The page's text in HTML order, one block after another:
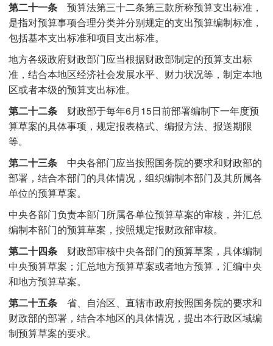
第二十一条预算法第三十二条第三款所称预算支出标准，
是指对预算事项合理分类并分别规定的支出预算编制标准，
包括基本支出标准和项目支出标准。
地方各级政府财政部门应当根据财政部制定的预算支出标
准，结合本地区经济社会发展水平、财力状况等，制定本地
区或者本级的预算支出标准。
第二十二条 财政部于每年6月15日前部署编制下一年度预
算草案的具体事项，规定报表格式、编报方法、报送期限
等。
第二十三条 中央各部门应当按照国务院的要求和财政部的
部署，结合本部门的具体情况，组织编制本部门及其所属各
单位的预算草案。
中央各部门负责本部门所属各单位预算草案的审核，并汇总
编制本部门的预算草案，按照规定报财政部审核。
第二十四条 财政部审核中央各部门的预算草案，具体编制
中央预算草案；汇总地方预算草案或者地方预算，汇编中央
和地方预算草案。
第二十五条省、自治区、直辖市政府按照国务院的要求和
财政部的部署，结合本地区的具体情况，提出本行政区域编
制预算草案的要求。